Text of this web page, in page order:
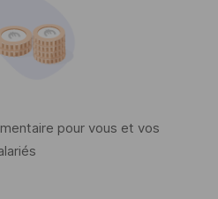
pour vous et vos